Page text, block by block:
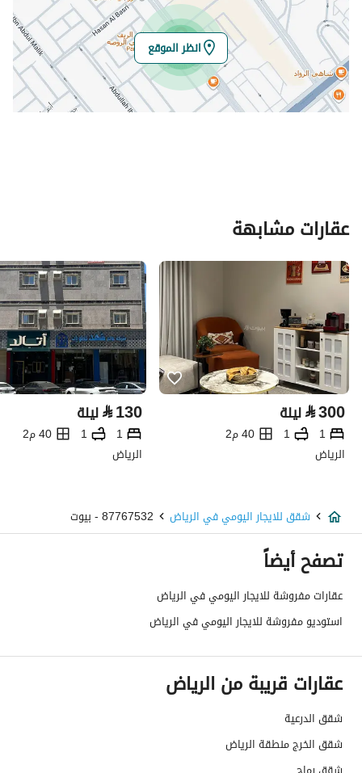
انظر الموقع
عقارات مشابهة
⃁300 ليلة
1
1
40 م2
الرياض
⃁130 ليلة
1
1
40 م2
الرياض
شقق للايجار اليومي في الرياض 87767532 - بيوت
تصفح أيضاً
عقارات مفروشة للايجار اليومي في الرياض
استوديو مفروشة للايجار اليومي في الرياض
عقارات قريبة من الرياض
شقق الدرعية
شقق الخرج منطقة الرياض